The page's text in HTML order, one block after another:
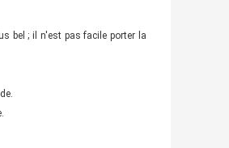
bel ; il n'est pas facile porter la